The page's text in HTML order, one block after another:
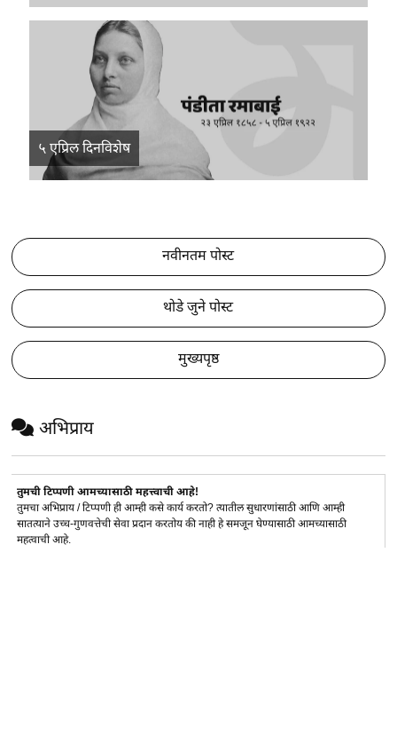
५ एप्रिल दिनविशेष
नवीनतम पोस्ट
थोडे जुने पोस्ट
मुख्यपृष्ठ
अभिप्राय
तुमची टिप्पणी आमच्यासाठी महत्त्वाची आहे!
तुमचा अभिप्राय / टिप्पणी ही आम्ही कसे कार्य करतो? त्यातील सुधारणांसाठी आणि आम्ही
सातत्याने उच्च-गुणवत्तेची सेवा प्रदान करतोय की नाही हे समजून घेण्यासाठी आमच्यासाठी
महत्वाची आहे.